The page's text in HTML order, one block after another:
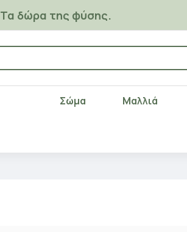
Τα δώρα της φύσης.
Σώμα Μαλλιά